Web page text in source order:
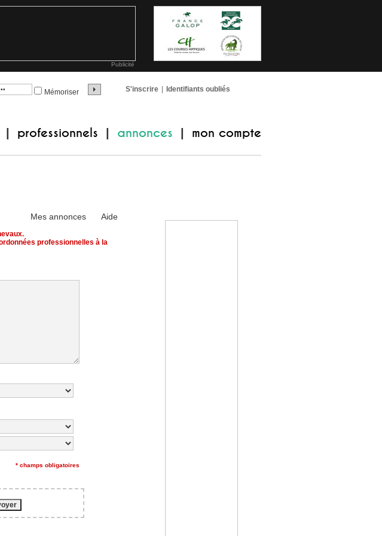
Publicité
Mémoriser S'inscrire Identifiants oubliés
professionnels annonces mon compte
Aide
Mes annonces
professionnelles à la
* champs obligatoires